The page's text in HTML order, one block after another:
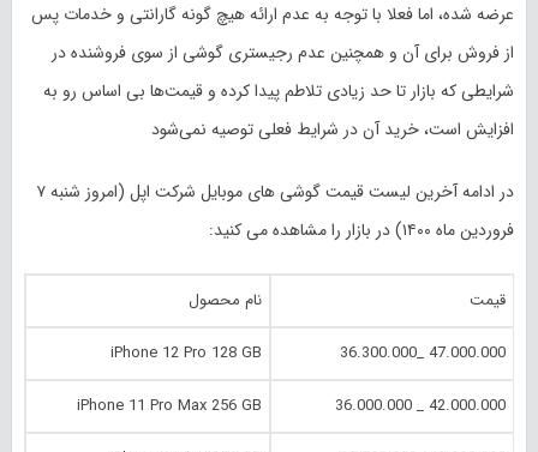
عرضه شده، اما فعلا با توجه به عدم ارائه هیچ گونه گارانتی و خدمات پس
از فروش برای آن و همچنین عدم رجیستری گوشی از سوی فروشنده در
شرایطی که بازار تا حد زیادی تلاطم پیدا کرده و قیمت‌ها بی اساس رو به
افزایش است، خرید آن در شرایط فعلی توصیه نمی‌شود
در ادامه آخرین لیست قیمت گوشی های موبایل شرکت اپل (امروز شنبه ۷
فروردین ماه ۱۴۰۰) در بازار را مشاهده می کنید:
قیمت نام محصول
47.000.000 _36.300.000
iPhone 12 Pro 128 GB
42.000.000 _ 36.000.000
iPhone 11 Pro Max 256 GB